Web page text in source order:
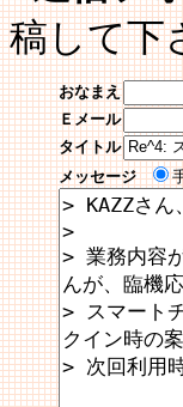
稿して下
おなまえ
Ｅメール
タイトル
メッセージ